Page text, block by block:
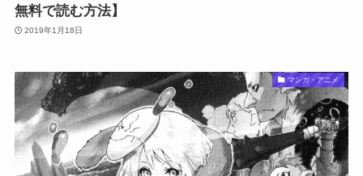
無料で読む方法】
2019年1月18日
マンガ・アニメ